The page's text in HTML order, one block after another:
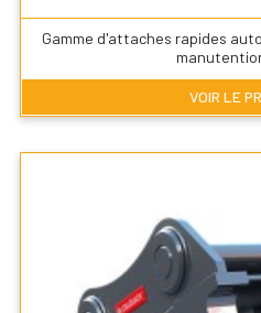
Gamme d'attaches rapides
VOIR LE